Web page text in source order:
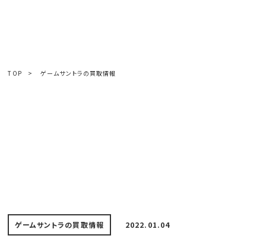
TOP > ゲームサントラの買取情報
ゲームサントラの買取情報 2022.01.04